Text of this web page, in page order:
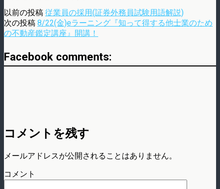
以前の投稿 従業員の採用(証券外務員試験用語解説)
次の投稿 8/22(金)eラーニング『知って得する他士業のため
の不動産鑑定講座』開講！
Facebook comments:
コメントを残す
メールアドレスが公開されることはありません。
コメント